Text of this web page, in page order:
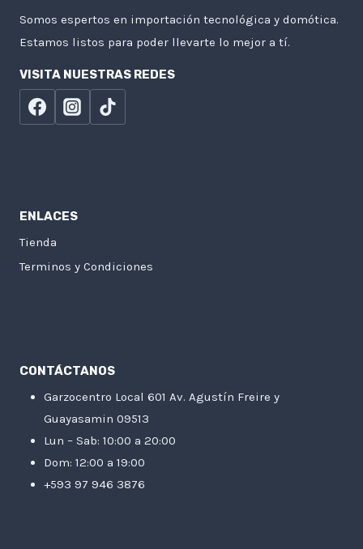
Somos espertos en importación tecnológica y domótica.
Estamos listos para poder llevarte lo mejor a tí.
VISITA NUESTRAS REDES
ENLACES
Tienda
Terminos y Condiciones
CONTÁCTANOS
Garzocentro Local 601 Av. Agustín Freire y
Guayasamin 09513
Lun – Sab: 10:00 a 20:00
Dom: 12:00 a 19:00
+593 97 946 3876